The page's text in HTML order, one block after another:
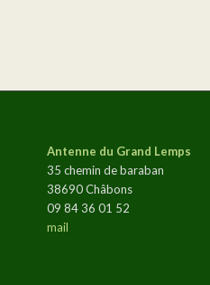
Antenne du Grand Lemps
35 chemin de baraban
38690 Châbons
09 84 36 01 52
mail